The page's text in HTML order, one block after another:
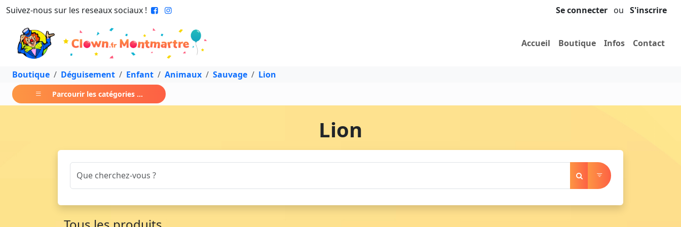
Suivez-nous sur les reseaux sociaux ! Se connecter ou S'inscrire
Accueil Boutique Infos Contact
Boutique Déguisement Enfant Animaux Sauvage Lion
Parcourir les catégories ...
Lion